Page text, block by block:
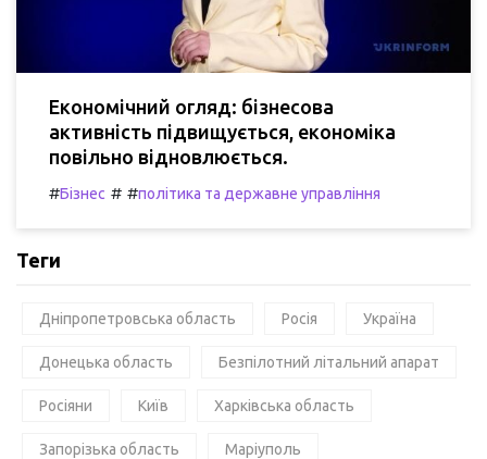
Економічний огляд: бізнесова
активність підвищується, економіка
повільно відновлюється.
#Бізнес # #політика та державне управління
Теги
Дніпропетровська область Росія Україна
Донецька область Безпілотний літальний апарат
Росіяни Київ Харківська область
Запорізька область Маріуполь